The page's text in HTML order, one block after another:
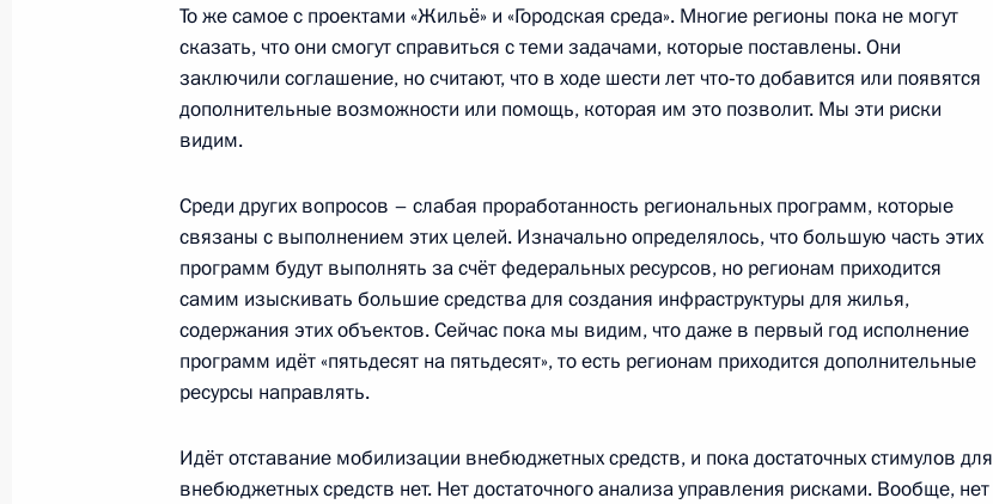
Совещание с членами Правительства
11 декабря 2019 года, 14:30 Москва, Кремль
10 декабря 2019 года, вторник
Встреча с региональными уполномоченными по правам
человека
10 декабря 2019 года, 20:30 Москва, Кремль
7
Заседание Совета по развитию гражданского общества
и правам человека
То же самое с проектами «Жильё» и «Городская среда». Многие регионы пока не могут
сказать, что они смогут справиться с теми задачами, которые поставлены. Они
заключили соглашение, но считают, что в ходе шести лет что‑то добавится или появятся
дополнительные возможности или помощь, которая им это позволит. Мы эти риски
видим.
Среди других вопросов – слабая проработанность региональных программ, которые
связаны с выполнением этих целей. Изначально определялось, что большую часть этих
программ будут выполнять за счёт федеральных ресурсов, но регионам приходится
самим изыскивать большие средства для создания инфраструктуры для жилья,
содержания этих объектов. Сейчас пока мы видим, что даже в первый год исполнение
программ идёт «пятьдесят на пятьдесят», то есть регионам приходится дополнительные
ресурсы направлять.
Идёт отставание мобилизации внебюджетных средств, и пока достаточных стимулов для
внебюджетных средств нет. Нет достаточного анализа управления рисками. Вообще, нет